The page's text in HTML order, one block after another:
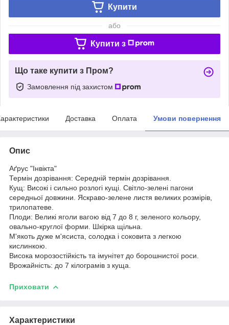
Купити
або
Купити з
Що таке купити з Пром?
Замовлення під захистом
Доставка Оплата Умови повернення
Опис
Аґрус "Інвікта"
Термін дозрівання: Середній термін дозрівання.
Кущ: Високі і сильно розлогі кущі. Світло-зелені пагони
середньої довжини. Яскраво-зелене листя великих розмірів,
трилопатеве.
Плоди: Великі яголи вагою від 7 до 8 г, зеленого кольору,
овально-круглої форми. Шкірка щільна.
М'якоть дуже м'ясиста, солодка і соковита з легкою
кислинкою.
Висока морозостійкість та імунітет до борошнистої роси.
Врожайність: до 7 кілограмів з куща.
Приховати
Характеристики